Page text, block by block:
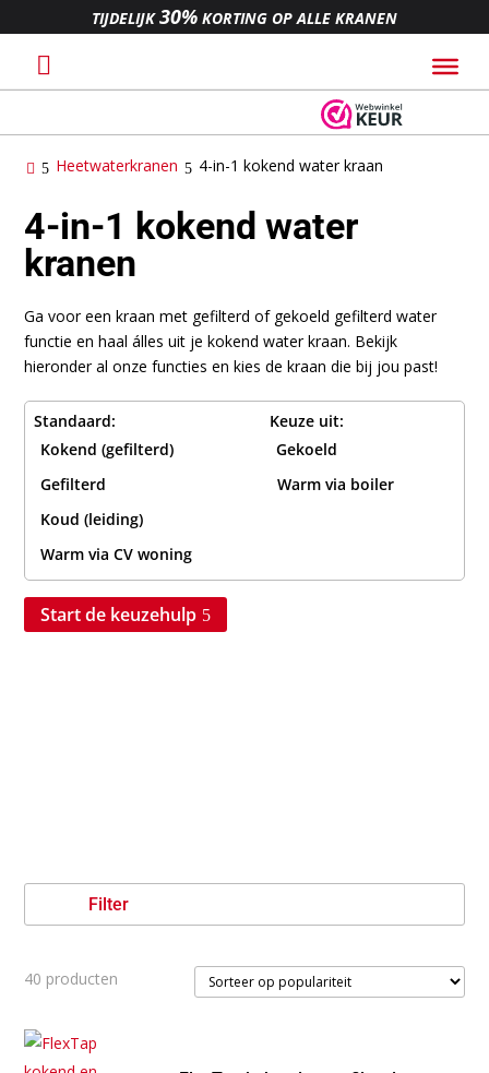
TIJDELIJK30% KORTING OP ALLE KRANEN
Voor23:59 besteld,morgen bezorgd
Altijd30 dagenbedenktijd
Heetwaterkranen 4-in-1 kokend water kraan
4-in-1 kokend water
kranen
Ga voor een kraan met gefilterd of gekoeld gefilterd water
functie en haal álles uit je kokend water kraan. Bekijk
hieronder al onze functies en kies de kraan die bij jou past!
Standaard:
Keuze uit:
Kokend (gefilterd)
Gekoeld
Gefilterd
Warm via boiler
Koud (leiding)
Warm via CV woning
Start de keuzehulp
Filter
40 producten